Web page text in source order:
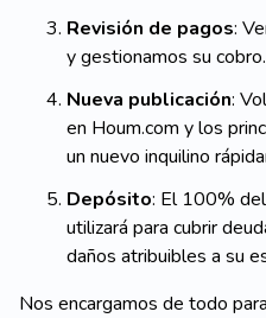
Revisión de pagos:
y gestionamos su cobro.
Nueva publicación:
en Houm.com y los
un nuevo inquilino
Depósito: El 100%
utilizará para cubrir
daños atribuibles a su
Nos encargamos de todo